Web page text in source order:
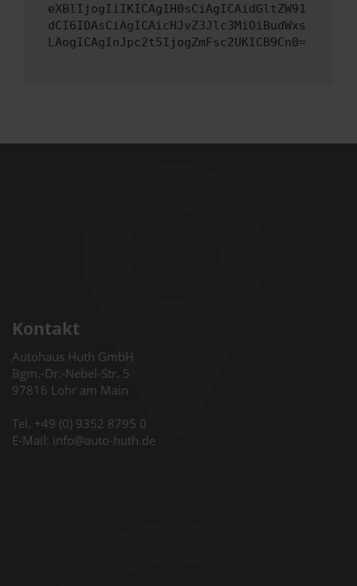
eXBlIjogIiIKICAgIH0sCiAgICAidGltZW91
dCI6IDAsCiAgICAicHJvZ3Jlc3MiOiBudWxs
LAogICAgInJpc2t5IjogZmFsc2UKICB9Cn0=
Kontakt
Autohaus Huth GmbH
Bgm.-Dr.-Nebel-Str. 5
97816 Lohr am Main
Tel. +49 (0) 9352 8795 0
E-Mail: info@auto-huth.de